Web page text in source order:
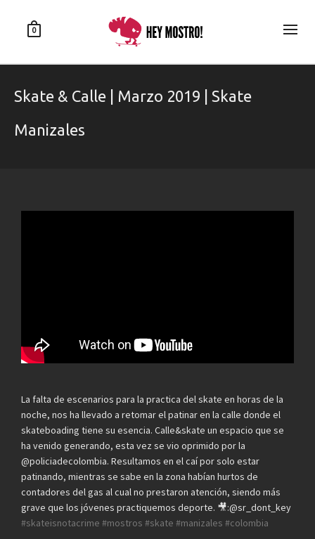
0
Skate & Calle | Marzo 2019 | Skate
Manizales
La falta de escenarios para la practica del skate en horas de la
noche, nos ha llevado a retomar el patinar en la calle donde el
skateboading tiene su esencia. Calle&skate un espacio que se
ha venido generando, esta vez se vio oprimido por la
@policiadecolombia. Resultamos en el caí por solo estar
patinando, mientras se sabe en la zona habían hurtos de
contadores del gas al cual no prestaron atención, siendo más
grave que los jóvenes practiquemos deporte. 🎥:@sr_dont_key
#skateisnotacrime #mostros #skate #manizales #colombia